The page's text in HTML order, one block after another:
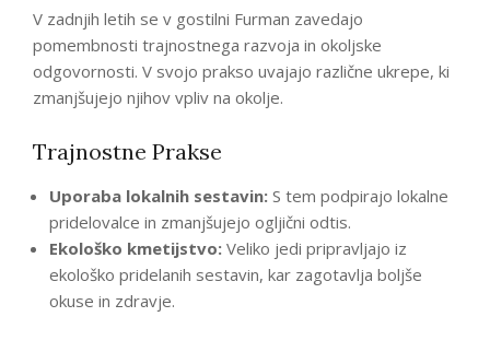
V zadnjih letih se v gostilni Furman zavedajo
pomembnosti trajnostnega razvoja in okoljske
odgovornosti. V svojo prakso uvajajo različne ukrepe, ki
zmanjšujejo njihov vpliv na okolje.
Trajnostne Prakse
Uporaba lokalnih sestavin: S tem podpirajo lokalne
pridelovalce in zmanjšujejo ogljični odtis.
Ekološko kmetijstvo: Veliko jedi pripravljajo iz
ekološko pridelanih sestavin, kar zagotavlja boljše
okuse in zdravje.